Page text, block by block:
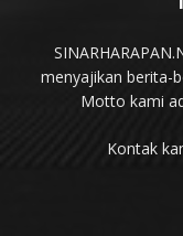
menyajikan berita-
Motto kami
Kontak